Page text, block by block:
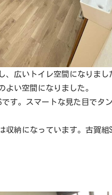
、広いトイレ空間になりまし
よい空間になりました。
す。スマートな見た目でタ
納になっています。古賀組